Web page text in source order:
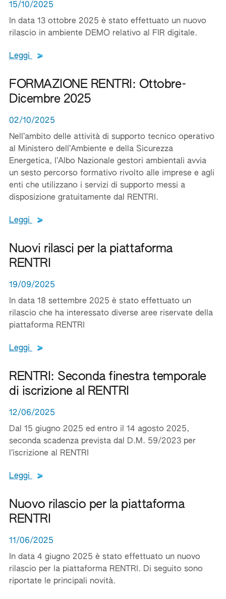
15/10/2025
In data 13 ottobre 2025 è stato effettuato un nuovo
rilascio in ambiente DEMO relativo al FIR digitale.
Leggi Leggi tutto il testo del documento
FORMAZIONE RENTRI: Ottobre-
Dicembre 2025
02/10/2025
Nell’ambito delle attività di supporto tecnico operativo
al Ministero dell’Ambiente e della Sicurezza
Energetica, l’Albo Nazionale gestori ambientali avvia
un sesto percorso formativo rivolto alle imprese e agli
enti che utilizzano i servizi di supporto messi a
disposizione gratuitamente dal RENTRI.
Leggi Leggi tutto il testo del documento
Nuovi rilasci per la piattaforma
RENTRI
19/09/2025
In data 18 settembre 2025 è stato effettuato un
rilascio che ha interessato diverse aree riservate della
piattaforma RENTRI
Leggi Leggi tutto il testo del documento
RENTRI: Seconda finestra temporale
di iscrizione al RENTRI
12/06/2025
Dal 15 giugno 2025 ed entro il 14 agosto 2025,
seconda scadenza prevista dal D.M. 59/2023 per
l’iscrizione al RENTRI
Leggi Leggi tutto il testo del documento
Nuovo rilascio per la piattaforma
RENTRI
11/06/2025
In data 4 giugno 2025 è stato effettuato un nuovo
rilascio per la piattaforma RENTRI. Di seguito sono
riportate le principali novità.